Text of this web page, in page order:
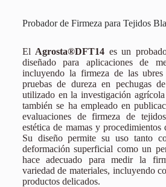
Probador de Firmeza para Tejidos
El Agrosta®DFT14 es un
diseñado para aplicaciones de
incluyendo la firmeza de las
pruebas de dureza en pechugas
utilizado en la investigación
también se ha empleado en
evaluaciones de firmeza de
estética de mamas y procedimientos
Su diseño permite su uso tanto
deformación superficial como un
hace adecuado para medir la
variedad de materiales, incluyendo
productos delicados.